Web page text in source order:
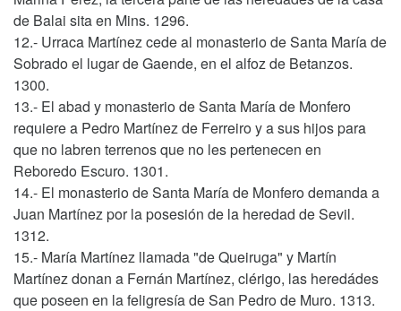
de Balai sita en Mins. 1296.
12.- Urraca Martínez cede al monasterio de Santa María de
Sobrado el lugar de Gaende, en el alfoz de Betanzos.
1300.
13.- El abad y monasterio de Santa María de Monfero
requiere a Pedro Martínez de Ferreiro y a sus hijos para
que no labren terrenos que no les pertenecen en
Reboredo Escuro. 1301.
14.- El monasterio de Santa María de Monfero demanda a
Juan Martínez por la posesión de la heredad de Sevil.
1312.
15.- María Martínez llamada "de Queiruga" y Martín
Martínez donan a Fernán Martínez, clérigo, las heredádes
que poseen en la feligresía de San Pedro de Muro. 1313.